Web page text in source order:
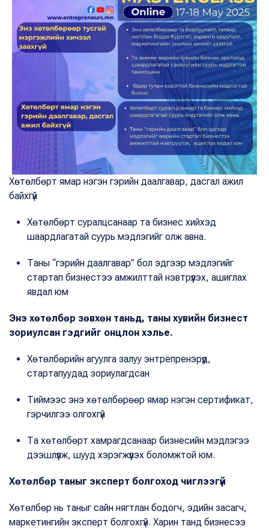
Хөтөлбөрт ямар нэгэн гэрийн даалгавар, дасгал ажил
байхгүй
Хөтөлбөрт суралцсанаар та бизнес хийхэд
шаардлагатай суурь мэдлэгийг олж авна.
Таны “гэрийн даалгавар” бол эдгээр мэдлэгийг
стартап бизнестээ амжилттай нэвтрүүлэх, ашиглах
явдал юм
Энэ хөтөлбөр зөвхөн таньд, таны хувийн бизнест
зориулсан гэдгийг онцлон хэлье.
Хөтөлбөрийн агуулга залуу энтрепренэрүүд,
стартапуудад зориулагдсан
Тиймээс энэ хөтөлбөрөөр ямар нэгэн сертификат,
гэрчилгээ олгохгүй
Та хөтөлбөрт хамрагдсанаар бизнесийн мэдлэгээ
дээшлүүлж, шууд хэрэгжүүлэх боломжтой юм.
Хөтөлбөр таныг эксперт болгоход чиглээгүй
Хөтөлбөр нь таныг сайн нягтлан бодогч, эдийн засагч,
маркетингийн эксперт болгохгүй. Харин танд бизнесээ